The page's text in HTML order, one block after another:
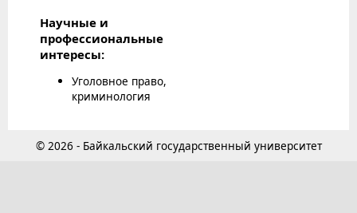
Научные и
профессиональные
интересы:
Уголовное право,
криминология
© 2026 - Байкальский государственный университет